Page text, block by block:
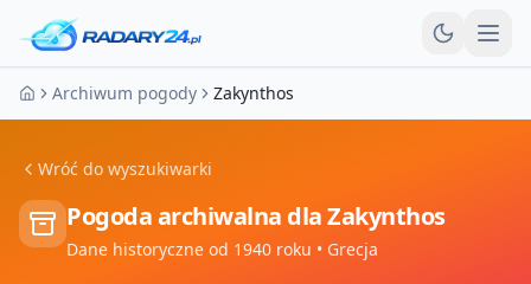
Strona główna
Archiwum pogody Zakynthos
Wróć do wyszukiwarki
Pogoda archiwalna dlaZakynthos
Dane historyczne od 1940 roku • Grecja